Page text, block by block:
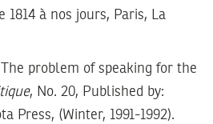
1814 à nos jours, Paris, La
problem of speaking for the
, No. 20, Published by:
Press, (Winter, 1991-1992).